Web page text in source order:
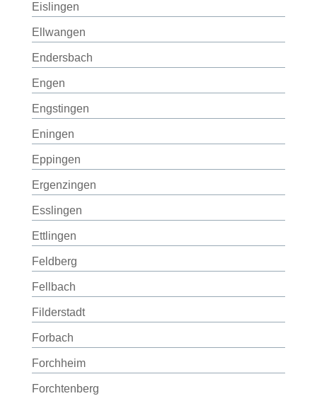
Eislingen
Ellwangen
Endersbach
Engen
Engstingen
Eningen
Eppingen
Ergenzingen
Esslingen
Ettlingen
Feldberg
Fellbach
Filderstadt
Forbach
Forchheim
Forchtenberg